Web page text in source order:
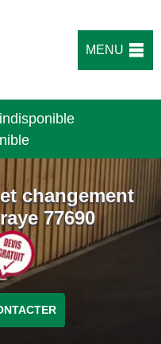
MENU
indisponible
changement
77690